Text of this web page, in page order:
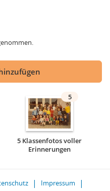
5
5 Klassenfotos voller
Erinnerungen
Impressum